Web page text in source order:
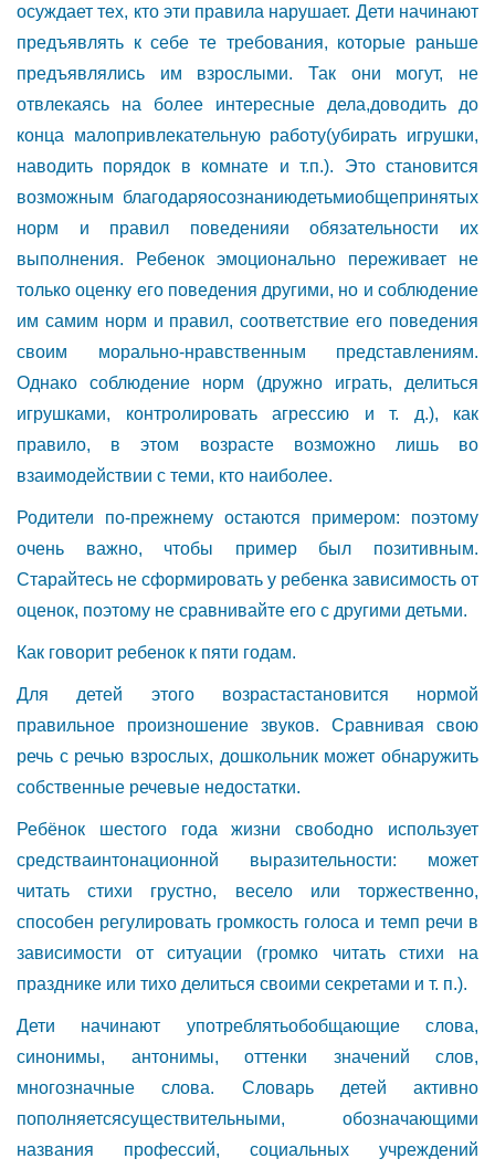
осуждает тех, кто эти правила нарушает. Дети начинают
предъявлять к себе те требования, которые раньше
предъявлялись им взрослыми. Так они могут, не
отвлекаясь на более интересные дела,доводить до
конца малопривлекательную работу(убирать игрушки,
наводить порядок в комнате и т.п.). Это становится
возможным благодаряосознаниюдетьмиобщепринятых
норм и правил поведенияи обязательности их
выполнения. Ребенок эмоционально переживает не
только оценку его поведения другими, но и соблюдение
им самим норм и правил, соответствие его поведения
своим морально-нравственным представлениям.
Однако соблюдение норм (дружно играть, делиться
игрушками, контролировать агрессию и т. д.), как
правило, в этом возрасте возможно лишь во
взаимодействии с теми, кто наиболее.
Родители по-прежнему остаются примером: поэтому
очень важно, чтобы пример был позитивным.
Старайтесь не сформировать у ребенка зависимость от
оценок, поэтому не сравнивайте его с другими детьми.
Как говорит ребенок к пяти годам.
Для детей этого возрастастановится нормой
правильное произношение звуков. Сравнивая свою
речь с речью взрослых, дошкольник может обнаружить
собственные речевые недостатки.
Ребёнок шестого года жизни свободно использует
средстваинтонационной выразительности: может
читать стихи грустно, весело или торжественно,
способен регулировать громкость голоса и темп речи в
зависимости от ситуации (громко читать стихи на
празднике или тихо делиться своими секретами и т. п.).
Дети начинают употреблятьобобщающие слова,
синонимы, антонимы, оттенки значений слов,
многозначные слова. Словарь детей активно
пополняетсясуществительными, обозначающими
названия профессий, социальных учреждений